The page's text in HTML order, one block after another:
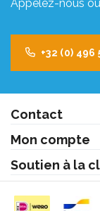
Appelez-nous
+32 (0) 496
Contact
Mon compte
Soutien à la